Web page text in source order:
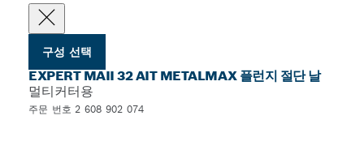
구성 선택
EXPERT MAII 32 AIT METALMAX 플런지 절단 날
멀티커터용
주문 번호 2 608 902 074